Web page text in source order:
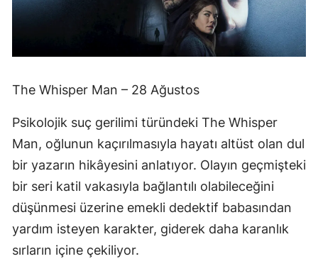
The Whisper Man – 28 Ağustos
Psikolojik suç gerilimi türündeki The Whisper
Man, oğlunun kaçırılmasıyla hayatı altüst olan dul
bir yazarın hikâyesini anlatıyor. Olayın geçmişteki
bir seri katil vakasıyla bağlantılı olabileceğini
düşünmesi üzerine emekli dedektif babasından
yardım isteyen karakter, giderek daha karanlık
sırların içine çekiliyor.